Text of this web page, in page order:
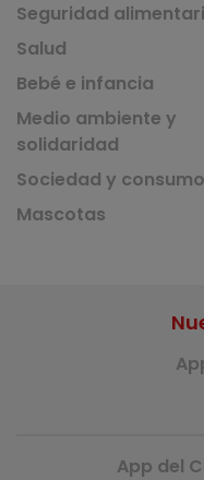
Seguridad
Salud
Bebé e infancia
Medio ambiente y
solidaridad
Sociedad y consumo
Mascotas
App del